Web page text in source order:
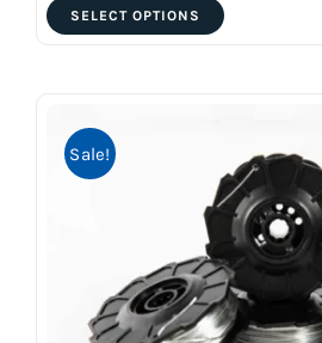
SELECT OPTIONS
product
The
options
may
be
chosen
on
Sale!